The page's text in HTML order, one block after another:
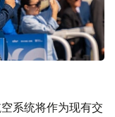
系统将作为现有交